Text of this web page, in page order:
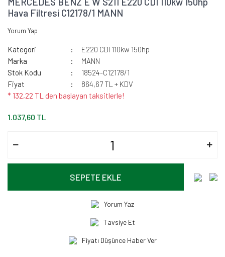
Hava Filtresi C12178/1 MANN
Yorum Yap
Kategori
E220 CDI 110kw 150hp
Marka
MANN
Stok Kodu
18524-C12178/1
Fiyat
864,67 TL + KDV
* 132,22 TL den başlayan taksitlerle!
1.037,60 TL
SEPETE EKLE
Yorum Yaz
Tavsiye Et
Fiyatı Düşünce Haber Ver